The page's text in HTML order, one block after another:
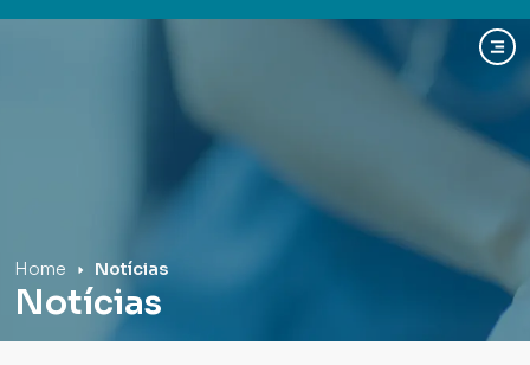
Home Notícias
Notícias